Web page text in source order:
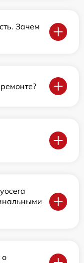
Зачем
о